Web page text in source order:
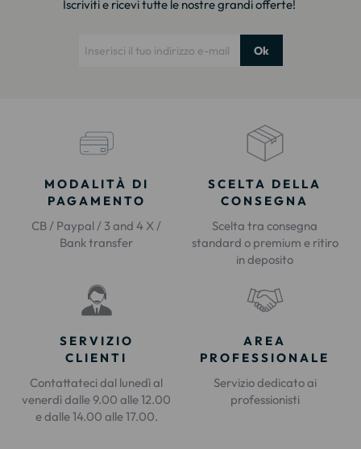
Iscriviti e ricevi tutte le nostre grandi offerte!
Ok
MODALITÀ DI
PAGAMENTO
CB / Paypal / 3 and 4 X /
Bank transfer
SCELTA DELLA
CONSEGNA
Scelta tra consegna
standard o premium e ritiro
in deposito
SERVIZIO
CLIENTI
Contattateci dal lunedì al
venerdì dalle 9.00 alle 12.00
e dalle 14.00 alle 17.00.
AREA
PROFESSIONALE
Servizio dedicato ai
professionisti